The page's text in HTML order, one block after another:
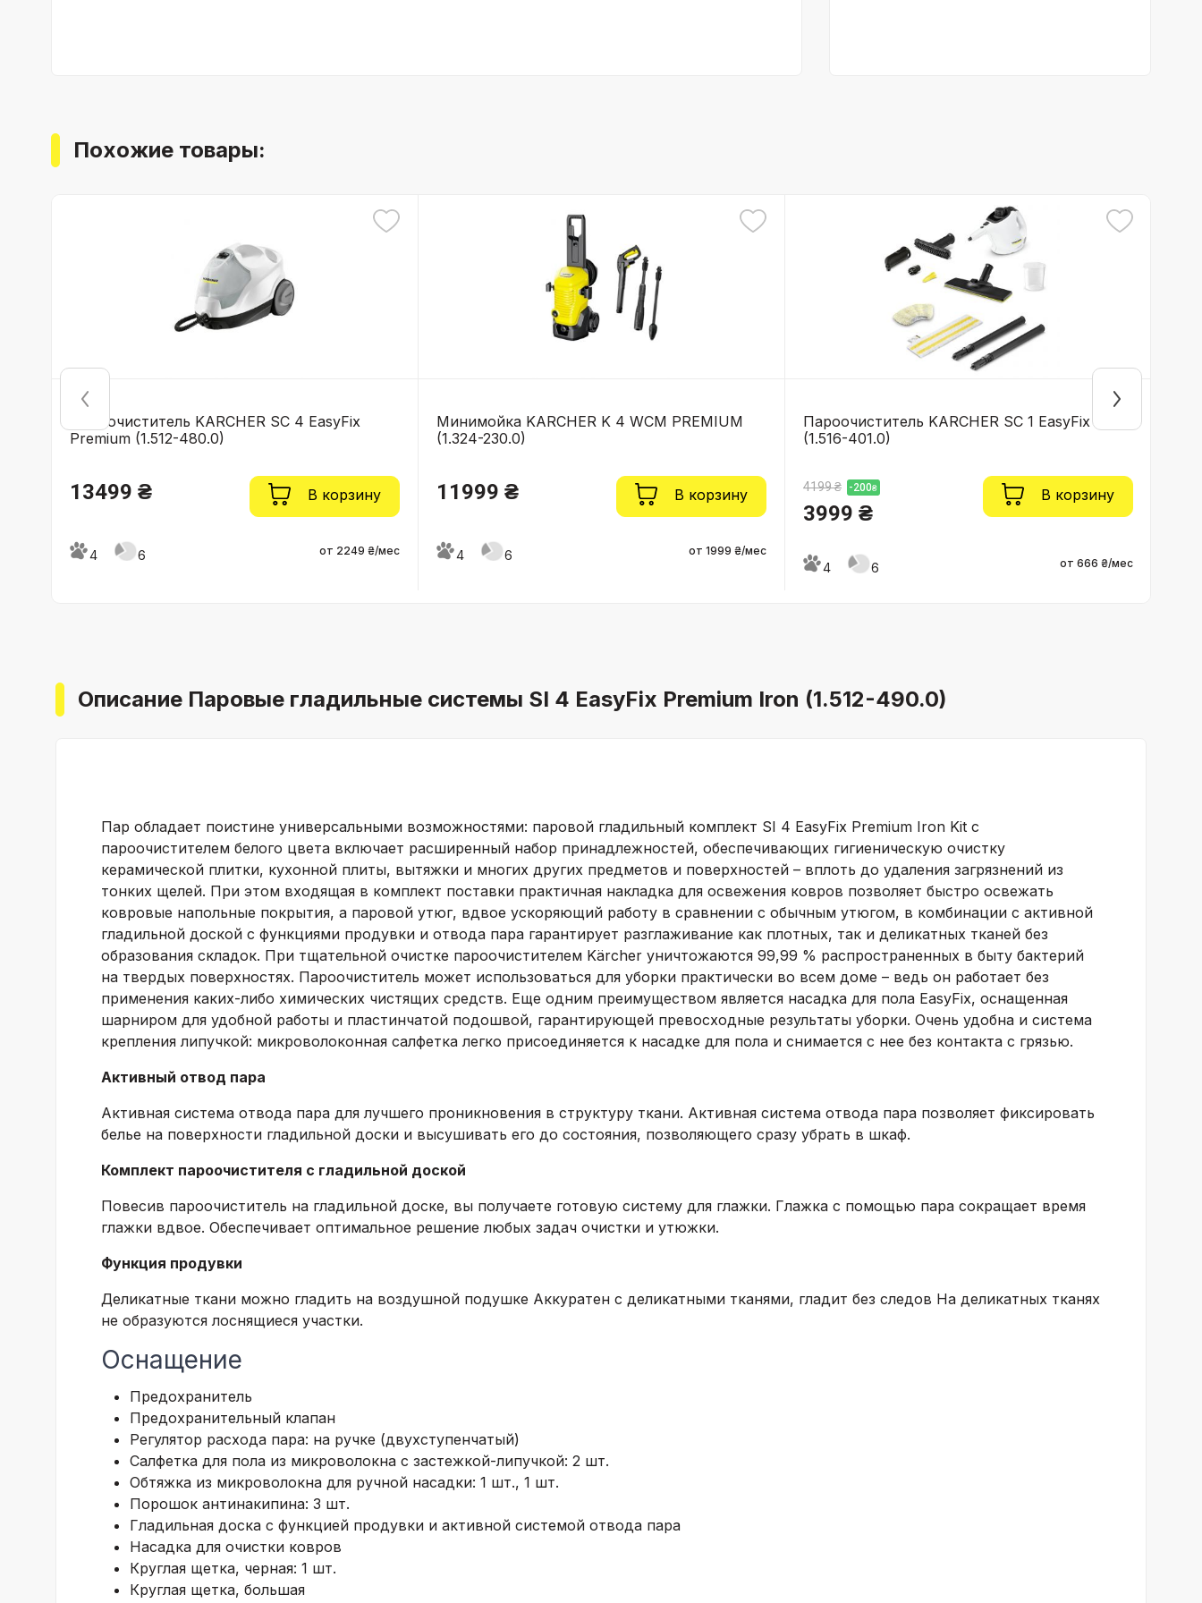
Похожие товары:
Пароочиститель KARCHER SC 4 EasyFix
Premium (1.512-480.0)
13499 ₴ В корзину
4 6 от 2249 ₴/мес
Минимойка KARCHER K 4 WCM PREMIUM
(1.324-230.0)
11999 ₴ В корзину
4 6 от 1999 ₴/мес
Пароочиститель KARCHER SC 1 EasyFix
(1.516-401.0)
4199 ₴ -200₴
3999 ₴
В корзину
4 6 от 666 ₴/мес
Описание Паровые гладильные системы SI 4 EasyFix Premium Iron (1.512-490.0)
Пар обладает поистине универсальными возможностями: паровой гладильный комплект SI 4 EasyFix Premium Iron Kit с
пароочистителем белого цвета включает расширенный набор принадлежностей, обеспечивающих гигиеническую очистку
керамической плитки, кухонной плиты, вытяжки и многих других предметов и поверхностей – вплоть до удаления загрязнений из
тонких щелей. При этом входящая в комплект поставки практичная накладка для освежения ковров позволяет быстро освежать
ковровые напольные покрытия, а паровой утюг, вдвое ускоряющий работу в сравнении с обычным утюгом, в комбинации с активной
гладильной доской с функциями продувки и отвода пара гарантирует разглаживание как плотных, так и деликатных тканей без
образования складок. При тщательной очистке пароочистителем Kärcher уничтожаются 99,99 % распространенных в быту бактерий
на твердых поверхностях. Пароочиститель может использоваться для уборки практически во всем доме – ведь он работает без
применения каких-либо химических чистящих средств. Еще одним преимуществом является насадка для пола EasyFix, оснащенная
шарниром для удобной работы и пластинчатой подошвой, гарантирующей превосходные результаты уборки. Очень удобна и система
крепления липучкой: микроволоконная салфетка легко присоединяется к насадке для пола и снимается с нее без контакта с грязью.
Активный отвод пара
Активная система отвода пара для лучшего проникновения в структуру ткани. Активная система отвода пара позволяет фиксировать
белье на поверхности гладильной доски и высушивать его до состояния, позволяющего сразу убрать в шкаф.
Комплект пароочистителя с гладильной доской
Повесив пароочиститель на гладильной доске, вы получаете готовую систему для глажки. Глажка с помощью пара сокращает время
глажки вдвое. Обеспечивает оптимальное решение любых задач очистки и утюжки.
Функция продувки
Деликатные ткани можно гладить на воздушной подушке Аккуратен с деликатными тканями, гладит без следов На деликатных тканях
не образуются лоснящиеся участки.
Оснащение
Предохранитель
Предохранительный клапан
Регулятор расхода пара: на ручке (двухступенчатый)
Салфетка для пола из микроволокна с застежкой-липучкой: 2 шт.
Обтяжка из микроволокна для ручной насадки: 1 шт., 1 шт.
Порошок антинакипина: 3 шт.
Гладильная доска с функцией продувки и активной системой отвода пара
Насадка для очистки ковров
Круглая щетка, черная: 1 шт.
Круглая щетка, большая